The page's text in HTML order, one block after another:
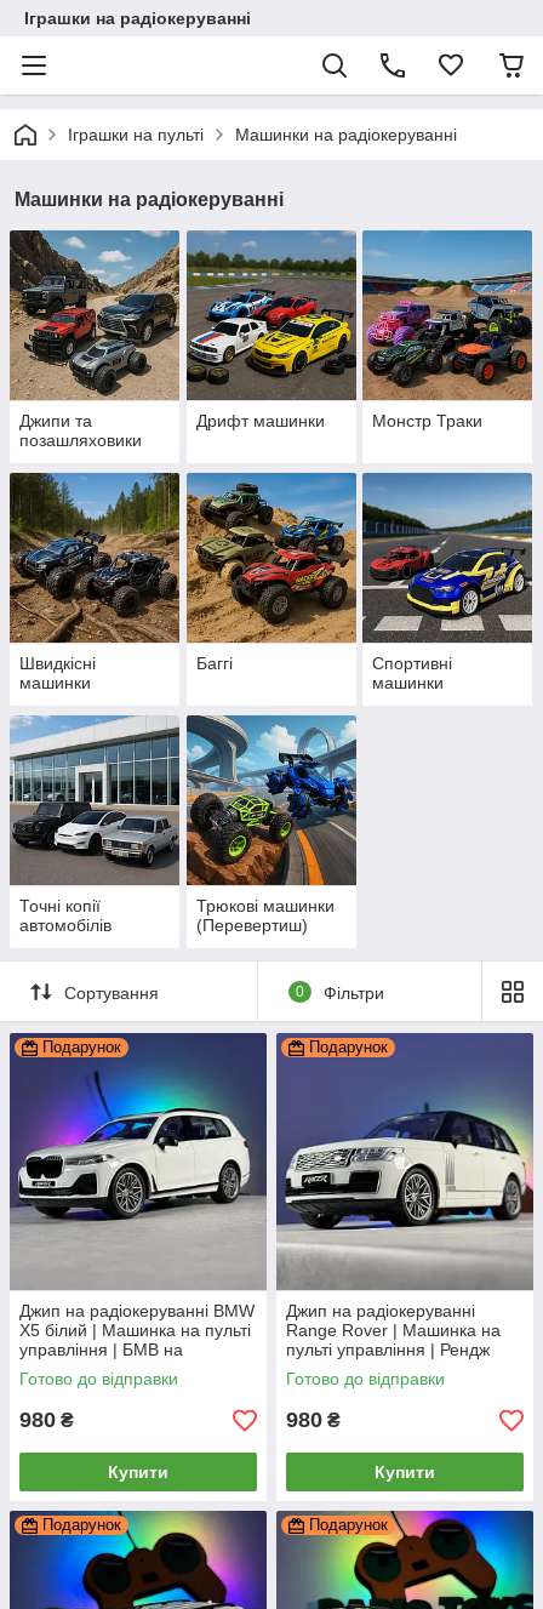
Іграшки на радіокеруванні
Іграшки на пульті Машинки на радіокеруванні
Машинки на радіокеруванні
Джипи та
позашляховики
Дрифт машинки Монстр Траки
Швидкісні
машинки
Баггі
Спортивні
машинки
Точні копії
автомобілів
Трюкові машинки
(Перевертиш)
Сортування 0 Фільтри
Подарунок
Джип на радіокеруванні BMW
X5 білий | Машинка на пульті
управління | БМВ на
радіоуправлінні
Готово до відправки
980 ₴
Купити
Подарунок
Джип на радіокеруванні
Range Rover | Машинка на
пульті управління | Рендж
Ровер на радіоуправлінні
Готово до відправки
980 ₴
Купити
Подарунок Подарунок